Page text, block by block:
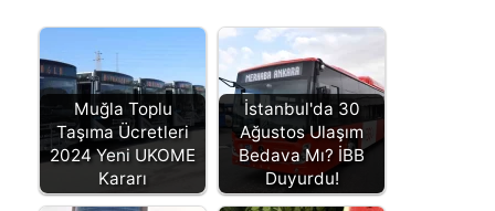
Muğla Toplu
Taşıma Ücretleri
2024 Yeni UKOME
Kararı
İstanbul'da 30
Ağustos Ulaşım
Bedava Mı? İBB
Duyurdu!